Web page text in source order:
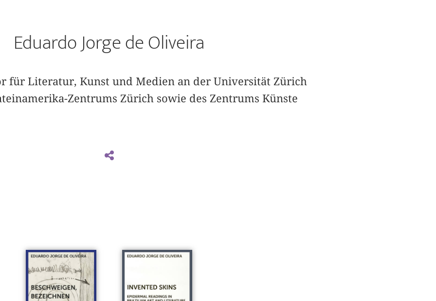
Eduardo Jorge de Oliveira
für Literatur, Kunst und Medien an der Universität Zürich
Zentrums Zürich sowie des Zentrums Künste